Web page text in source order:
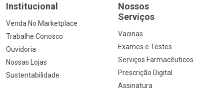
Institucional
Venda No Marketplace
Trabalhe Conosco
Ouvidoria
Nossas Lojas
Sustentabilidade
Nossos
Serviços
Vacinas
Exames e Testes
Serviços Farmacêuticos
Prescrição Digital
Assinatura